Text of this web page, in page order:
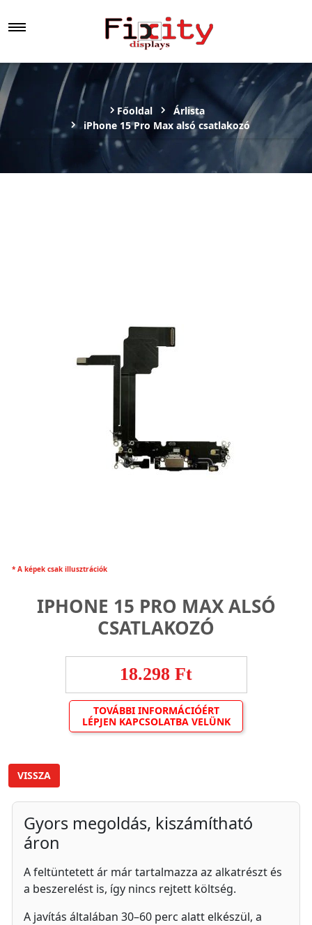
Főoldal
Árlista
iPhone 15 Pro Max alsó csatlakozó
* A képek csak illusztrációk
IPHONE 15 PRO MAX ALSÓ
CSATLAKOZÓ
18.298 Ft
TOVÁBBI INFORMÁCIÓÉRT
LÉPJEN KAPCSOLATBA VELÜNK
VISSZA
Gyors megoldás, kiszámítható
áron
A feltüntetett ár már tartalmazza az alkatrészt és
a beszerelést is, így nincs rejtett költség.
A javítás általában 30–60 perc alatt elkészül, a